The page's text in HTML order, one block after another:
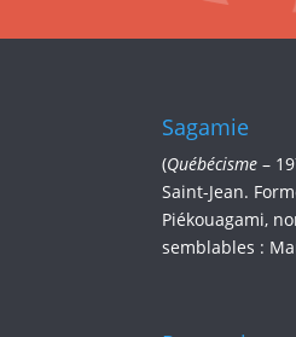
Sagamie
(Québécisme–
Saint-Jean.
Piékouagami,
semblables :